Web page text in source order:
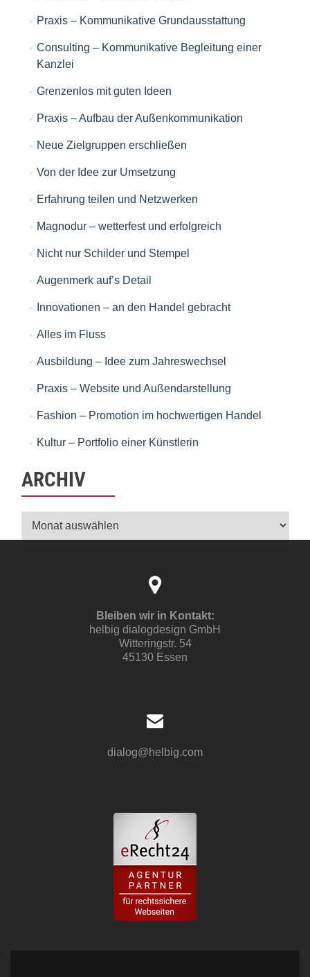
Praxis – Kommunikative Grundausstattung
Consulting – Kommunikative Begleitung einer
Kanzlei
Grenzenlos mit guten Ideen
Praxis – Aufbau der Außenkommunikation
Neue Zielgruppen erschließen
Von der Idee zur Umsetzung
Erfahrung teilen und Netzwerken
Magnodur – wetterfest und erfolgreich
Nicht nur Schilder und Stempel
Augenmerk auf’s Detail
Innovationen – an den Handel gebracht
Alles im Fluss
Ausbildung – Idee zum Jahreswechsel
Praxis – Website und Außendarstellung
Fashion – Promotion im hochwertigen Handel
Kultur – Portfolio einer Künstlerin
ARCHIV
Archiv
Bleiben wir in Kontakt:
helbig dialogdesign GmbH
Witteringstr. 54
45130 Essen
dialog@helbig.com